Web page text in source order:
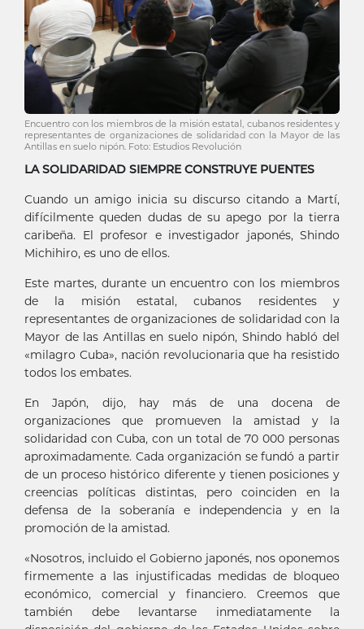
Encuentro con los miembros de la misión estatal, cubanos residentes y
representantes de organizaciones de solidaridad con la Mayor de las
Antillas en suelo nipón. Foto: Estudios Revolución
LA SOLIDARIDAD SIEMPRE CONSTRUYE PUENTES
Cuando un amigo inicia su discurso citando a Martí,
difícilmente queden dudas de su apego por la tierra
caribeña. El profesor e investigador japonés, Shindo
Michihiro, es uno de ellos.
Este martes, durante un encuentro con los miembros
de la misión estatal, cubanos residentes y
representantes de organizaciones de solidaridad con la
Mayor de las Antillas en suelo nipón, Shindo habló del
«milagro Cuba», nación revolucionaria que ha resistido
todos los embates.
En Japón, dijo, hay más de una docena de
organizaciones que promueven la amistad y la
solidaridad con Cuba, con un total de 70 000 personas
aproximadamente. Cada organización se fundó a partir
de un proceso histórico diferente y tienen posiciones y
creencias políticas distintas, pero coinciden en la
defensa de la soberanía e independencia y en la
promoción de la amistad.
«Nosotros, incluido el Gobierno japonés, nos oponemos
firmemente a las injustificadas medidas de bloqueo
económico, comercial y financiero. Creemos que
también debe levantarse inmediatamente la